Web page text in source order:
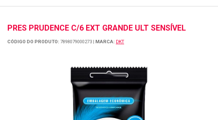
PRES PRUDENCE C/6 EXT GRANDE ULT SENSÍVEL
CÓDIGO DO PRODUTO: 7898079000273 | MARCA: DKT